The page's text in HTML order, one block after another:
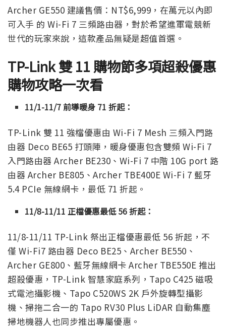
Archer GE550 建議售價：NT$6,999，在萬元以內即
可入手 的 Wi-Fi 7 三頻路由器，對於希望進軍電競新
世代的玩家來說，這款產品無疑是超值首選。
TP-Link 雙 11 購物節多項超殺優惠
購物攻略一次看
11/1-11/7 前導暖身 71 折起：
TP-Link 雙 11 強檔優惠由 Wi-Fi 7 Mesh 三頻入門路
由器 Deco BE65 打頭陣，暖身優惠包含雙頻 Wi-Fi 7
入門路由器 Archer BE230、Wi-Fi 7 中階 10G port 路
由器 Archer BE805、Archer TBE400E Wi-Fi 7 藍牙
5.4 PCIe 無線網卡，最低 71 折起。
11/8-11/11 正檔優惠最低 56 折起：
11/8-11/11 TP-Link 祭出正檔優惠最低 56 折起，不
僅 Wi-Fi7 路由器 Deco BE25、Archer BE550、
Archer GE800、藍牙無線網卡 Archer TBE550E 推出
超殺優惠，TP-Link 智慧家庭系列，Tapo C425 磁吸
式電池攝影機、Tapo C520WS 2K 戶外旋轉型攝影
機、掃拖二合一的 Tapo RV30 Plus LiDAR 自動集塵
掃地機器人也同步推出專屬優惠。